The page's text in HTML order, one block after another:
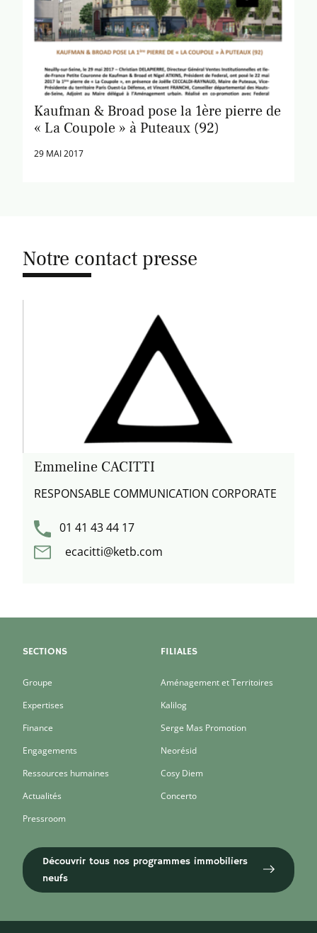
Kaufman & Broad pose la 1ère pierre de
« La Coupole » à Puteaux (92)
29 MAI 2017
Notre contact presse
Emmeline CACITTI
RESPONSABLE COMMUNICATION CORPORATE
01 41 43 44 17
ecacitti@ketb.com
SECTIONS
Groupe
Expertises
Finance
Engagements
Ressources humaines
Actualités
Pressroom
FILIALES
Aménagement et Territoires
Kalilog
Serge Mas Promotion
Neorésid
Cosy Diem
Concerto
Découvrir tous nos programmes immobiliers
neufs